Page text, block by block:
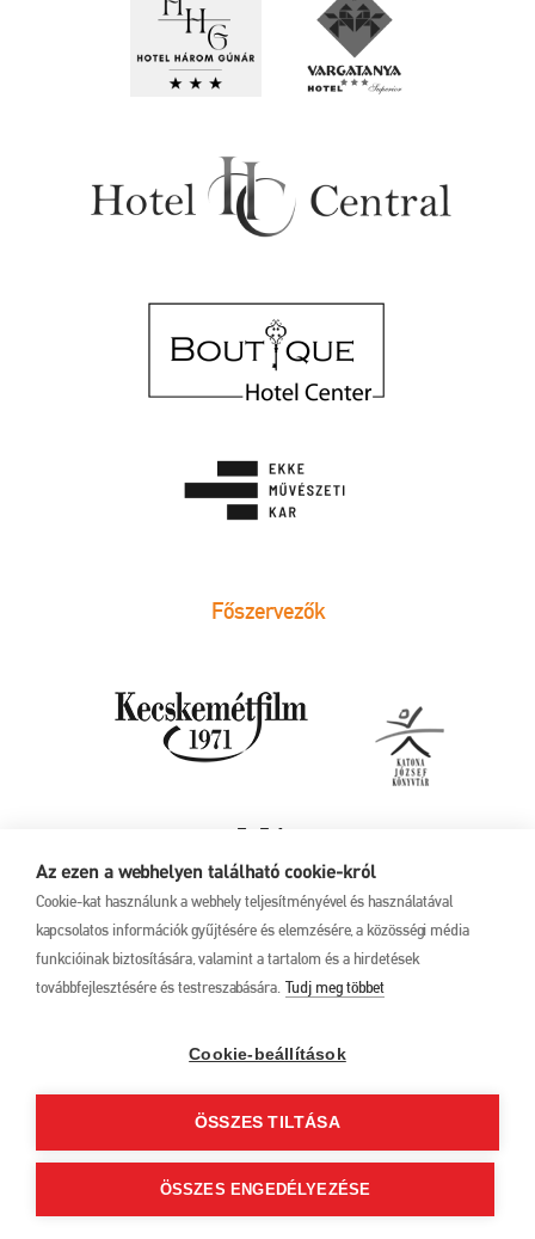
Az ezen a webhelyen található cookie-król
Cookie-kat használunk a webhely teljesítményével és használatával
kapcsolatos információk gyűjtésére és elemzésére, a közösségi média
funkcióinak biztosítására, valamint a tartalom és a hirdetések
továbbfejlesztésére és testreszabására. Tudj meg többet
Cookie-beállítások
ÖSSZES TILTÁSA
ÖSSZES ENGEDÉLYEZÉSE
Főszervezők
17. Kecskeméti
június 1.
Ferenc u. 21.
+36 76 481 788
Adatkezelési tájékoztató